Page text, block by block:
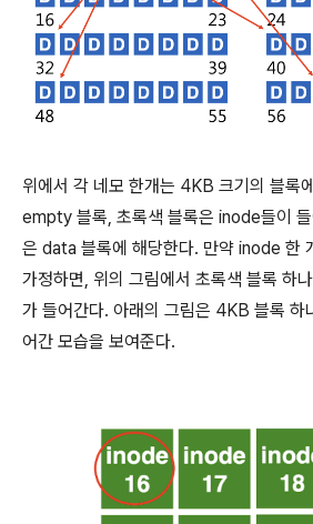
위에서 각 네모 한개는 4KB 크기의 블록
empty 블록, 초록색 블록은 inode들이
은 data 블록에 해당한다. 만약 inode 한
가정하면, 위의 그림에서 초록색 블록 하
가 들어간다. 아래의 그림은 4KB 블록 하
어간 모습을 보여준다.